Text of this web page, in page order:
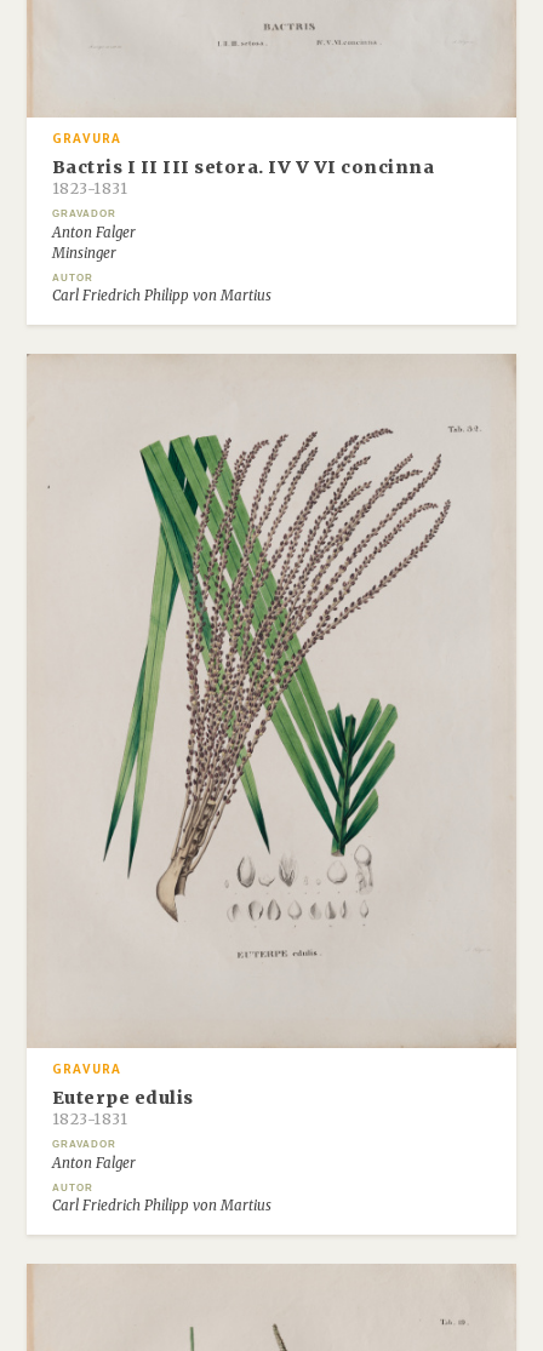
GRAVURA
Bactris I II III setora. IV V VI concinna
1823-1831
GRAVADOR
Anton Falger
Minsinger
AUTOR
Carl Friedrich Philipp von Martius
GRAVURA
Euterpe edulis
1823-1831
GRAVADOR
Anton Falger
AUTOR
Carl Friedrich Philipp von Martius